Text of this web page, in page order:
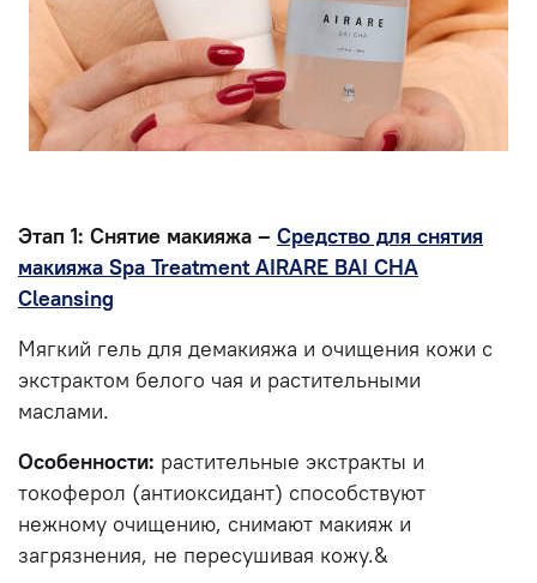
Этап 1: Снятие макияжа – Средство для снятия
макияжа Spa Treatment AIRARE BAI CHA
Cleansing
Мягкий гель для демакияжа и очищения кожи с
экстрактом белого чая и растительными
маслами.
Особенности: растительные экстракты и
токоферол (антиоксидант) способствуют
нежному очищению, снимают макияж и
загрязнения, не пересушивая кожу.&